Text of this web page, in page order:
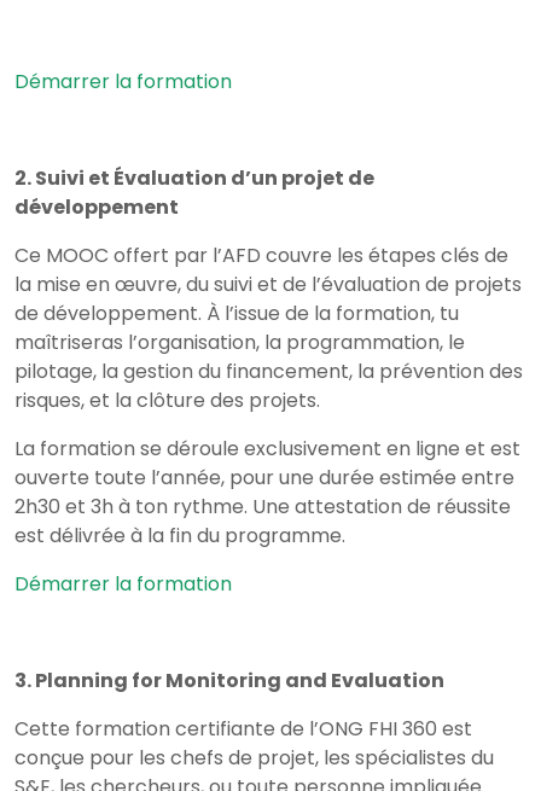
Démarrer la formation
2. Suivi et Évaluation d’un projet de
développement
Ce MOOC offert par l’AFD couvre les étapes clés de
la mise en œuvre, du suivi et de l’évaluation de projets
de développement. À l’issue de la formation, tu
maîtriseras l’organisation, la programmation, le
pilotage, la gestion du financement, la prévention des
risques, et la clôture des projets.
La formation se déroule exclusivement en ligne et est
ouverte toute l’année, pour une durée estimée entre
2h30 et 3h à ton rythme. Une attestation de réussite
est délivrée à la fin du programme.
Démarrer la formation
3. Planning for Monitoring and Evaluation
Cette formation certifiante de l’ONG FHI 360 est
conçue pour les chefs de projet, les spécialistes du